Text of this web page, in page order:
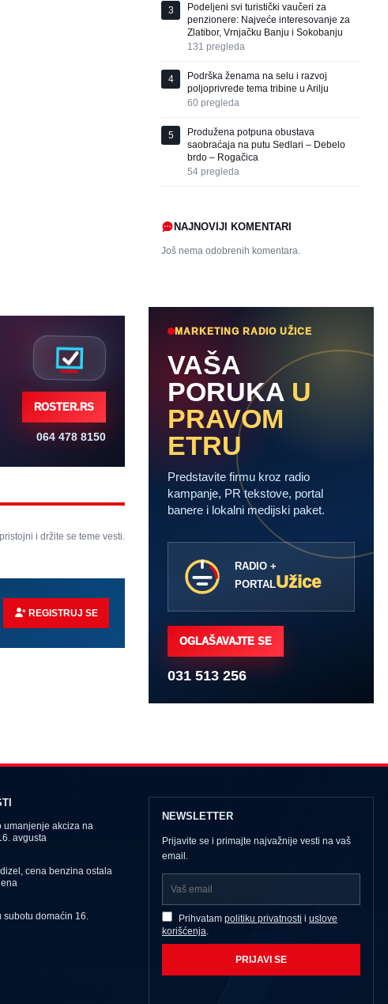
ROSTER.RS
064 478 8150
i držite se teme vesti.
REGISTRUJ SE
3
Podeljeni svi turistički vaučeri za
penzionere: Najveće interesovanje za
Zlatibor, Vrnjačku Banju i Sokobanju
131 pregleda
4
Podrška ženama na selu i razvoj
poljoprivrede tema tribine u Arilju
60 pregleda
5
Produžena potpuna obustava
saobraćaja na putu Sedlari – Debelo
brdo – Rogačica
54 pregleda
NAJNOVIJI KOMENTARI
Još nema odobrenih komentara.
MARKETING RADIO UŽICE
VAŠA
PORUKA U
PRAVOM
ETRU
Predstavite firmu kroz radio
kampanje, PR tekstove, portal
banere i lokalni medijski paket.
RADIO +
PORTALUžice
OGLAŠAVAJTE SE
031 513 256
umanjenje akciza na
avgusta
cena benzina ostala
subotu domaćin 16.
NEWSLETTER
Prijavite se i primajte najvažnije vesti na vaš
email.
Prihvatam politiku privatnosti i uslove
korišćenja
PRIJAVI SE